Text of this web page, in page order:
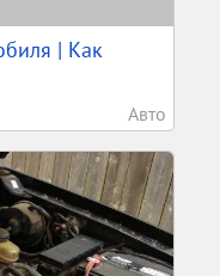
| Как
Авто